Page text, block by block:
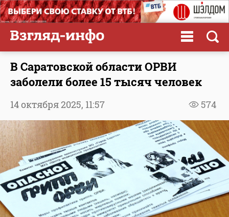
В Саратовской области ОРВИ
заболели более 15 тысяч человек
574
14 октября 2025, 11:57